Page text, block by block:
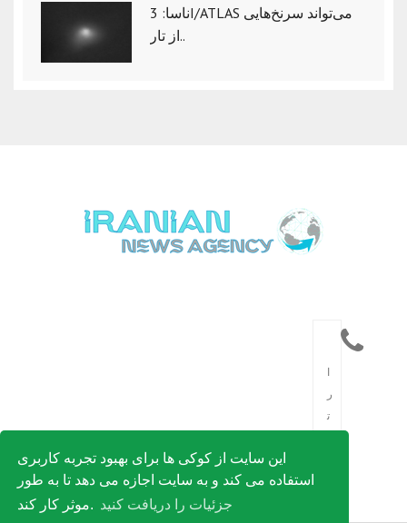
این سایت از کوکی ها برای بهبود تجربه کاربری
استفاده می کند و به سایت اجازه می دهد تا به طور
موثر کار کند. جزئیات را دریافت کنید
ناسا: 3I/ATLAS می‌تواند سرنخ‌هایی
از تار..
ا
ر
ت